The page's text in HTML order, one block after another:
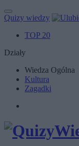
Quizy wiedzy
TOP 20
Działy
Wiedza Ogólna
Kultura
Zagadki